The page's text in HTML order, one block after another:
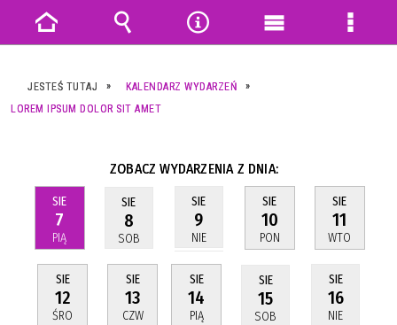
JESTEŚ TUTAJ
KALENDARZ WYDARZEŃ
LOREM IPSUM DOLOR SIT AMET
ZOBACZ WYDARZENIA Z DNIA:
SIE
7
PIĄ
SIE
8
SOB
SIE
9
NIE
SIE
10
PON
SIE
11
WTO
SIE
12
ŚRO
SIE
13
CZW
SIE
14
PIĄ
SIE
15
SOB
SIE
16
NIE
Strona
główna
Wyszukiwarka
NarzędziaMenu
Menu